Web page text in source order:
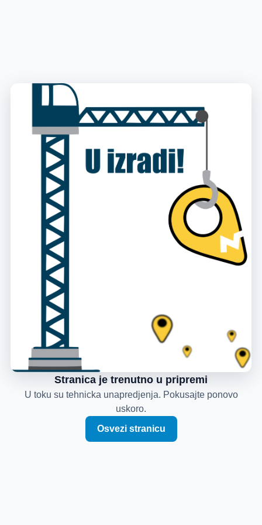
Stranica je trenutno u pripremi
U toku su tehnicka unapredjenja. Pokusajte ponovo
uskoro.
Osvezi stranicu